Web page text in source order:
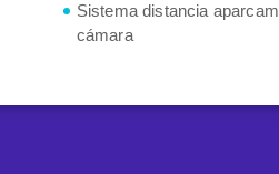
Sistema distancia
cámara